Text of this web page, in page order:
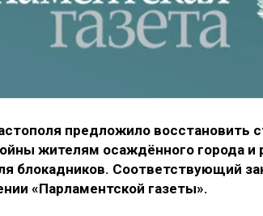
предложило восстановить
жителям осаждённого города и
блокадников. Соответствующий
«Парламентской газеты».